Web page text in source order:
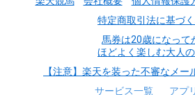
特定商取引法に基づ
馬券は20歳になって
ほどよく楽しむ大人
【注意】楽天を装った不審なメー
サービス一覧
アプ